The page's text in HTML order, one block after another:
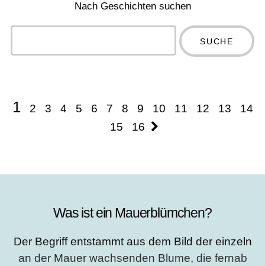
Nach Geschichten suchen
Type 2 or
1 2 3 4 5 6 7 8 9 10 11 12 13
14
15
16
Was ist ein Mauerblümchen?
Der Begriff entstammt aus dem Bild der einzeln
an der Mauer wachsenden Blume, die fernab